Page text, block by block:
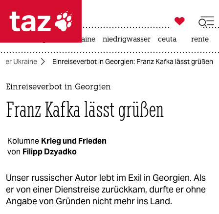
 taz zahl ich
taz zahl ich
themen
politik
gesellschaft
kultur
sport

taz zahl ich
krieg in der ukraine niedrigwasser ceuta rente
der Ukraine Einreiseverbot in Georgien: Franz Kafka lässt grüßen
Einreiseverbot in Georgien
Franz Kafka lässt grüßen
Kolumne Krieg und Frieden
von Filipp Dzyadko
Unser russischer Autor lebt im Exil in Georgien. Als
er von einer Dienstreise zurückkam, durfte er ohne
Angabe von Gründen nicht mehr ins Land.